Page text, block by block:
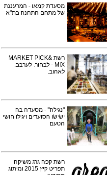
מסעדת קמאו - המרעננת
של מתחם התחנה בת"א
רשת MARKET PICK&
MIX - לבחור. לערבב.
לאהוב.
"נגילה" - מסעדה בה
ישׂישׂו הסועדים ויגילו חושי
הטעם
רשת קפה גרג משיקה
תפריט קיץ 2015 ומיתוג